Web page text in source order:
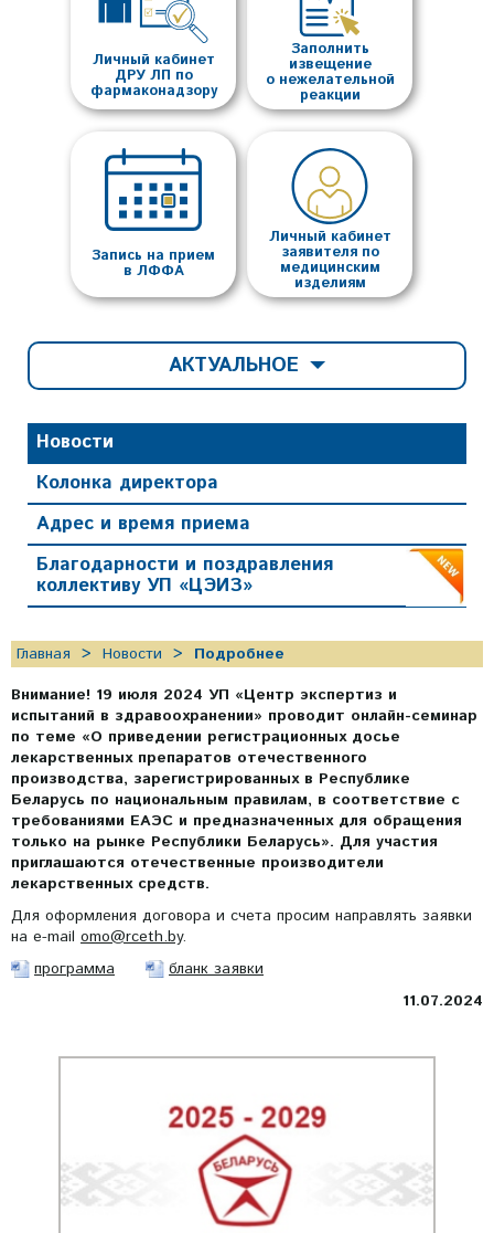
Личный кабинет
ДРУ ЛП по
фармаконадзору
Заполнить
извещение
о нежелательной
реакции
Запись на прием
в ЛФФА
Личный кабинет
заявителя по
медицинским
изделиям
Новости
Колонка директора
Адрес и время приема
Благодарности и поздравления
коллективу УП «ЦЭИЗ»
АКТУАЛЬНОЕ
Главная Новости
Подробнее
Внимание! 19 июля 2024 УП «Центр экспертиз и
испытаний в здравоохранении» проводит онлайн-семинар
по теме «О приведении регистрационных досье
лекарственных препаратов отечественного
производства, зарегистрированных в Республике
Беларусь по национальным правилам, в соответствие с
требованиями ЕАЭС и предназначенных для обращения
только на рынке Республики Беларусь». Для участия
приглашаются отечественные производители
лекарственных средств.
Для оформления договора и счета просим направлять заявки
на e-mail omo@rceth.by.
программа
бланк заявки
11.07.2024